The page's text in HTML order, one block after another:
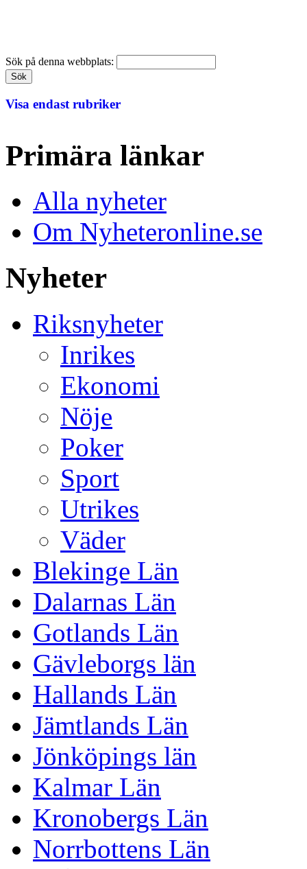
Sök på denna webbplats:
Visa endast rubriker
Primära länkar
Alla nyheter
Om Nyheteronline.se
Nyheter
Riksnyheter
Inrikes
Ekonomi
Nöje
Poker
Sport
Utrikes
Väder
Blekinge Län
Dalarnas Län
Gotlands Län
Gävleborgs län
Hallands Län
Jämtlands Län
Jönköpings län
Kalmar Län
Kronobergs Län
Norrbottens Län